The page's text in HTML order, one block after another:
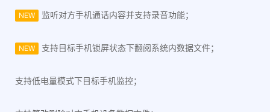
NEW 监听对方手机通话内容并支持录音功能；
NEW 支持目标手机锁屏状态下翻阅系统内数据文件；
支持低电量模式下目标手机监控；